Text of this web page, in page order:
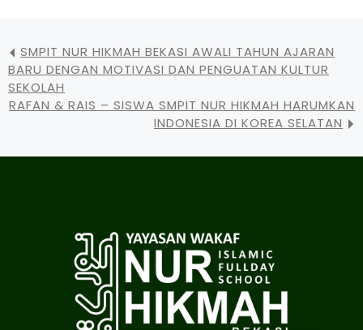
SMPIT NUR HIKMAH BEKASI AWALI TAHUN AJARAN
BARU DENGAN MOTIVASI DAN PENGUATAN KULTUR
SEKOLAH
RAFAN & RAIS – SISWA SMPIT NUR HIKMAH HARUMKAN
INDONESIA DI KOREA SELATAN